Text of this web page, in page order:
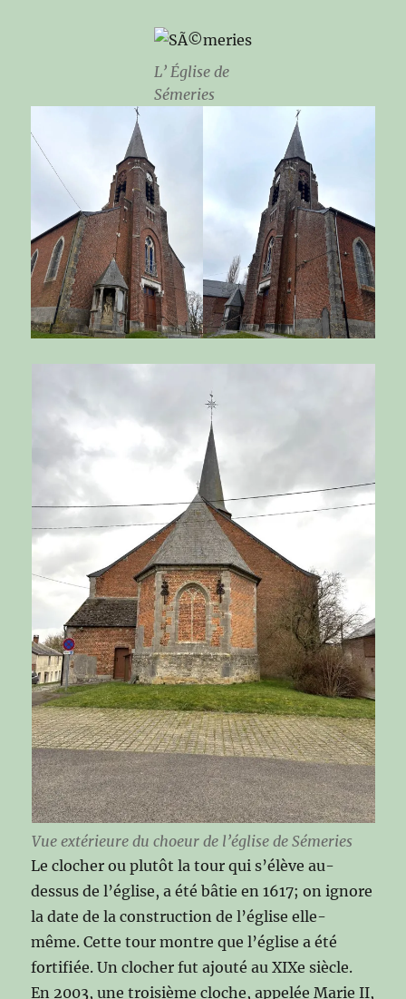
L’ Église de
Sémeries
Vue extérieure du choeur de l’église de Sémeries
Le clocher ou plutôt la tour qui s’élève au-
dessus de l’église, a été bâtie en 1617; on ignore
la date de la construction de l’église elle-
même. Cette tour montre que l’église a été
fortifiée. Un clocher fut ajouté au XIXe siècle.
En 2003, une troisième cloche, appelée Marie II,